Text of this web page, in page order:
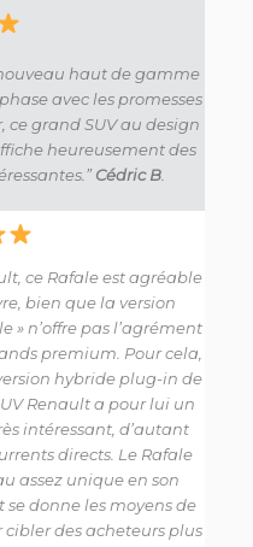
haut de gamme
avec les promesses
grand SUV au design
heureusement des
Cédric B.
ce Rafale est agréable
bien que la version
» n’offre pas l’agrément
premium. Pour cela,
hybride plug-in de
Renault a pour lui un
intéressant, d’autant
directs. Le Rafale
assez unique en son
donne les moyens de
des acheteurs plus